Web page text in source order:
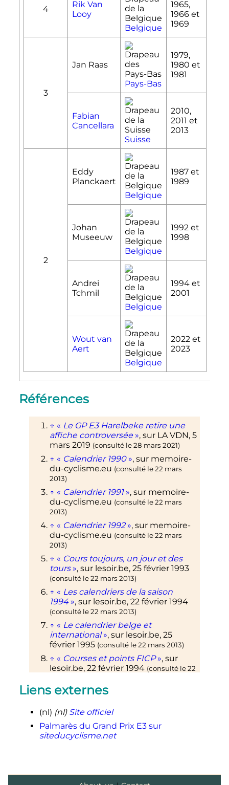
4
Rik Van
Looy
Belgique
1965,
1966 et
1969
3
Jan Raas
Pays-Bas
1979,
1980 et
1981
Fabian
Cancellara
Suisse
2010,
2011 et
2013
2
Eddy
Planckaert
Belgique
1987 et
1989
Johan
Museeuw
Belgique
1992 et
1998
Andrei
Tchmil
Belgique
1994 et
2001
Wout van
Aert
Belgique
2022 et
2023
Références
↑ « Le GP E3 Harelbeke retire une
affiche controversée », sur LA VDN, 5
mars 2019 (consulté le28 mars 2021)
↑ « Calendrier 1990 », sur memoire-
du-cyclisme.eu (consulté le22 mars
2013)
↑ « Calendrier 1991 », sur memoire-
du-cyclisme.eu (consulté le22 mars
2013)
↑ « Calendrier 1992 », sur memoire-
du-cyclisme.eu (consulté le22 mars
2013)
↑ « Cours toujours, un jour et des
tours », sur lesoir.be, 25 février 1993
(consulté le22 mars 2013)
↑ « Les calendriers de la saison
1994 », sur lesoir.be, 22 février 1994
(consulté le22 mars 2013)
↑ « Le calendrier belge et
international », sur lesoir.be, 25
février 1995 (consulté le22 mars 2013)
↑ « Courses et points FICP », sur
lesoir.be, 22 février 1994 (consulté le22
↑« Une hiérarchie par nation
mars 2013)
↑« 5 courses belges au World Tour
surlesoir.be,1erseptembre 2011
mêlée »,L'Équipe,n 21073, 23 mars
Liens externes
(nl) (nl) Site officiel
Palmarès du Grand Prix E3 sur
siteducyclisme.net